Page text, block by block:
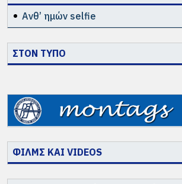
Ανθ’ ημών selfie
ΣΤΟΝ ΤΥΠΟ
ΦΙΛΜΣ ΚΑΙ VIDEOS